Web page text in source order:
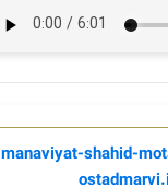
manaviyat-shahid-